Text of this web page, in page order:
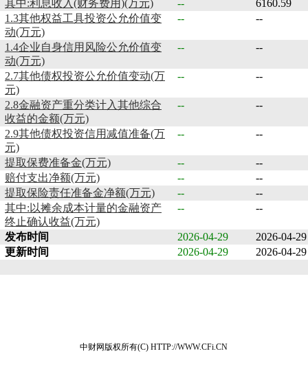
其中:利息收入(财务费用)(万元) --
6160.59
1.3其他权益工具投资公允价值变
动(万元)
-- --
1.4企业自身信用风险公允价值变
动(万元)
-- --
2.7其他债权投资公允价值变动(万
元)
-- --
2.8金融资产重分类计入其他综合
收益的金额(万元)
-- --
2.9其他债权投资信用减值准备(万
元)
-- --
提取保费准备金(万元) --
--
赔付支出净额(万元)
--
--
提取保险责任准备金净额(万元)
--
--
其中:以摊余成本计量的金融资产
终止确认收益(万元)
-- --
发布时间 2026-04-29
2026-04-29
更新时间
2026-04-29 2026-04-29
中财网版权所有(C) HTTP://WWW.CFi.CN